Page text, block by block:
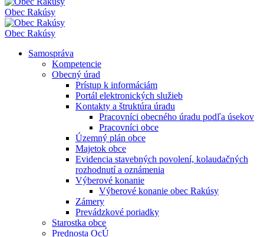
Obec Rakúsy
Obec Rakúsy
Samospráva
Kompetencie
Obecný úrad
Prístup k informáciám
Portál elektronických služieb
Kontakty a štruktúra úradu
Pracovníci obecného úradu podľa úsekov
Pracovníci obce
Územný plán obce
Majetok obce
Evidencia stavebných povolení, kolaudačných
rozhodnutí a oznámenia
Výberové konanie
Výberové konanie obec Rakúsy
Zámery
Prevádzkové poriadky
Starostka obce
Prednosta OcÚ